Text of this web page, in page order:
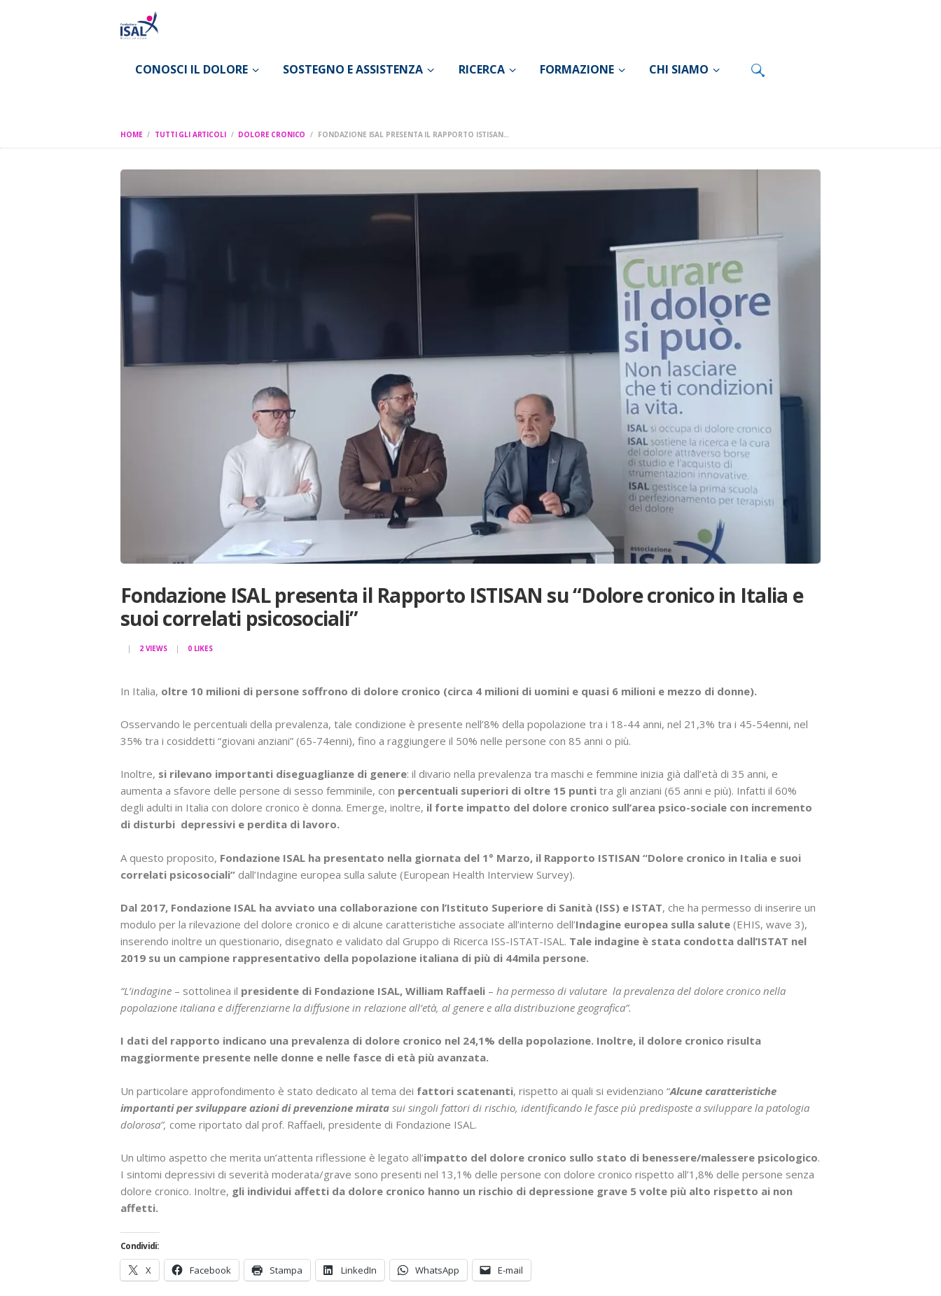
CONOSCI IL DOLORE SOSTEGNO E ASSISTENZA RICERCA FORMAZIONE CHI SIAMO
HOME TUTTI GLI ARTICOLI DOLORE CRONICO FONDAZIONE ISAL PRESENTA IL RAPPORTO ISTISAN...
RICERCA
FORMAZIONE
CHI SIAMO
Fondazione ISAL presenta il Rapporto ISTISAN su “Dolore cronico in Italia e
suoi correlati psicosociali”
2 VIEWS 0 LIKES
In Italia, oltre 10 milioni di persone soffrono di dolore cronico (circa 4 milioni di uomini e quasi 6 milioni e mezzo di donne).
Osservando le percentuali della prevalenza, tale condizione è presente nell’8% della popolazione tra i 18-44 anni, nel 21,3% tra i 45-54enni, nel
35% tra i cosiddetti “giovani anziani” (65-74enni), fino a raggiungere il 50% nelle persone con 85 anni o più.
Inoltre, si rilevano importanti diseguaglianze di genere: il divario nella prevalenza tra maschi e femmine inizia già dall’età di 35 anni, e
aumenta a sfavore delle persone di sesso femminile, con percentuali superiori di oltre 15 punti tra gli anziani (65 anni e più). Infatti il 60%
degli adulti in Italia con dolore cronico è donna. Emerge, inoltre, il forte impatto del dolore cronico sull’area psico-sociale con incremento
di disturbi depressivi e perdita di lavoro.
A questo proposito, Fondazione ISAL ha presentato nella giornata del 1° Marzo, il Rapporto ISTISAN “Dolore cronico in Italia e suoi
correlati psicosociali” dall’Indagine europea sulla salute (European Health Interview Survey).
Dal 2017, Fondazione ISAL ha avviato una collaborazione con l’Istituto Superiore di Sanità (ISS) e ISTAT, che ha permesso di inserire un
modulo per la rilevazione del dolore cronico e di alcune caratteristiche associate all’interno dell’Indagine europea sulla salute (EHIS, wave 3),
inserendo inoltre un questionario, disegnato e validato dal Gruppo di Ricerca ISS-ISTAT-ISAL. Tale indagine è stata condotta dall’ISTAT nel
2019 su un campione rappresentativo della popolazione italiana di più di 44mila persone.
“L’indagine – sottolinea il presidente di Fondazione ISAL, William Raffaeli – ha permesso di valutare la prevalenza del dolore cronico nella
popolazione italiana e differenziarne la diffusione in relazione all’età, al genere e alla distribuzione geografica”.
I dati del rapporto indicano una prevalenza di dolore cronico nel 24,1% della popolazione. Inoltre, il dolore cronico risulta
maggiormente presente nelle donne e nelle fasce di età più avanzata.
Un particolare approfondimento è stato dedicato al tema dei fattori scatenanti, rispetto ai quali si evidenziano “Alcune caratteristiche
importanti per sviluppare azioni di prevenzione mirata sui singoli fattori di rischio, identificando le fasce più predisposte a sviluppare la patologia
dolorosa”, come riportato dal prof. Raffaeli, presidente di Fondazione ISAL.
Un ultimo aspetto che merita un’attenta riflessione è legato all’impatto del dolore cronico sullo stato di benessere/malessere psicologico.
I sintomi depressivi di severità moderata/grave sono presenti nel 13,1% delle persone con dolore cronico rispetto all’1,8% delle persone senza
dolore cronico. Inoltre, gli individui affetti da dolore cronico hanno un rischio di depressione grave 5 volte più alto rispetto ai non
affetti.
Condividi:
X Facebook Stampa LinkedIn WhatsApp E-mail